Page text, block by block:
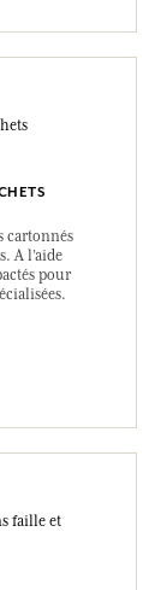
cartonnés
A l’aide
pour